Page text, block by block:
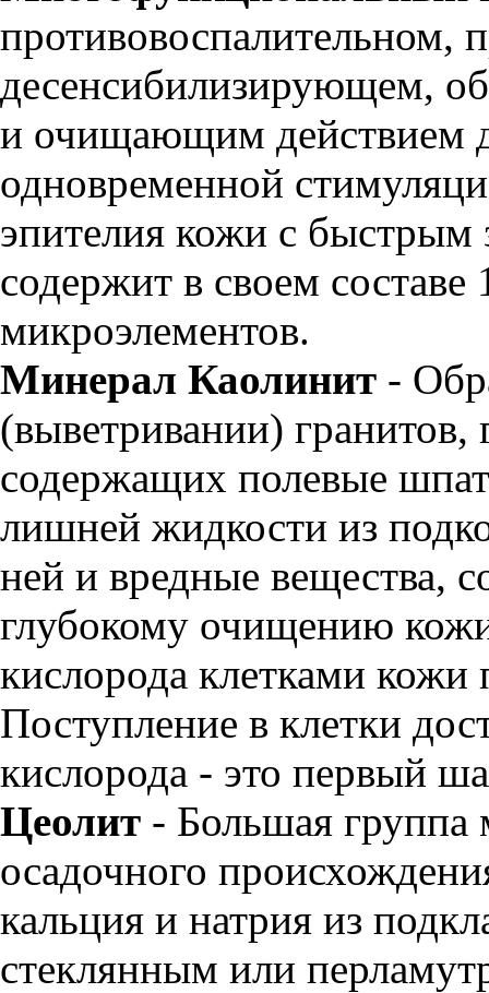
противовоспалительном,
десенсибилизирующем,
и очищающим действием
одновременной
эпителия кожи с
содержит в своем
микроэлементов.
Минерал Каолинит -
(выветривании)
содержащих полевые
лишней жидкости из
ней и вредные вещества,
глубокому очищению
кислорода клетками кожи
Поступление в клетки
кислорода - это первый
Цеолит - Большая группа
осадочного
кальция и натрия из
стеклянным или